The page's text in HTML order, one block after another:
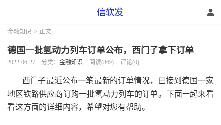
金融知识 > 正文
德国一批氢动力列车订单公布，西门子拿下订单
2022-06-27 分类： 金融知识 阅读(869) 评论(0)
西门子最近公布一笔最新的订单情况，已接到德国一家
地区铁路供应商订购一批氢动力列车的订单。下面一起来看
看这方面的详细内容，希望对您有帮助。